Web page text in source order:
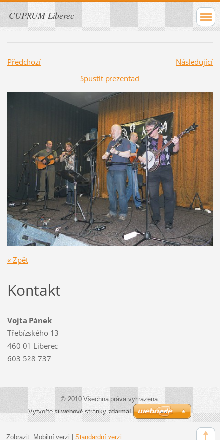
CUPRUM Liberec
Předchozí
Následující
Spustit prezentaci
« Zpět
Kontakt
Vojta Pánek
Třebízského 13
460 01 Liberec
603 528 737
© 2010 Všechna práva vyhrazena.
Vytvořte si webové stránky zdarma!
Zobrazit: Mobilní verzi Standardní verzi